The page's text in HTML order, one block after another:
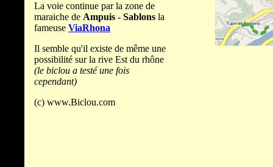
La voie continue par la zone de
maraiche de Ampuis - Sablons la
fameuse ViaRhona
Il semble qu'il existe de même une
possibilité sur la rive Est du rhône
(le biclou a testé une fois
cependant)
(c) www.Biclou.com